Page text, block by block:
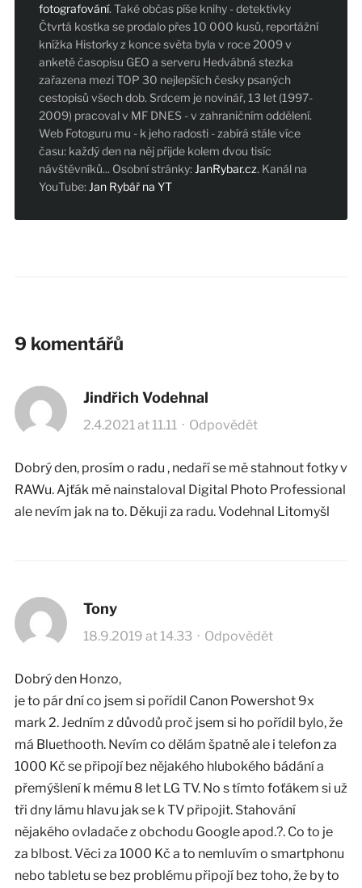
fotografování. Také občas píše knihy - detektivky
Čtvrtá kostka se prodalo přes 10 000 kusů, reportážní
knížka Historky z konce světa byla v roce 2009 v
anketě časopisu GEO a serveru Hedvábná stezka
zařazena mezi TOP 30 nejlepších česky psaných
cestopisů všech dob. Srdcem je novinář, 13 let (1997-
2009) pracoval v MF DNES - v zahraničním oddělení.
Web Fotoguru mu - k jeho radosti - zabírá stále více
času: každý den na něj přijde kolem dvou tisíc
návštěvníků... Osobní stránky: JanRybar.cz. Kanál na
YouTube: Jan Rybář na YT
9 komentářů
Jindřich Vodehnal
2.4.2021 at 11.11· Odpovědět
Dobrý den, prosím o radu , nedaří se mě stahnout fotky v
RAWu. Ajťák mě nainstaloval Digital Photo Professional
ale nevím jak na to. Děkuji za radu. Vodehnal Litomyšl
Tony
18.9.2019 at 14.33· Odpovědět
Dobrý den Honzo,
je to pár dní co jsem si pořídil Canon Powershot 9x
mark 2. Jedním z důvodů proč jsem si ho pořídil bylo, že
má Bluethooth. Nevím co dělám špatně ale i telefon za
1000 Kč se připojí bez nějakého hlubokého bádání a
přemýšlení k mému 8 let LG TV. No s tímto foťákem si už
tři dny lámu hlavu jak se k TV připojit. Stahování
nějakého ovladače z obchodu Google apod.?. Co to je
za blbost. Věci za 1000 Kč a to nemluvím o smartphonu
nebo tabletu se bez problému připojí bez toho, že by to